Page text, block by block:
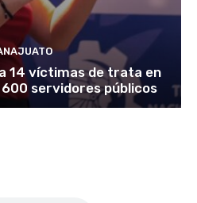
14 víctimas de trata en
servidores públicos